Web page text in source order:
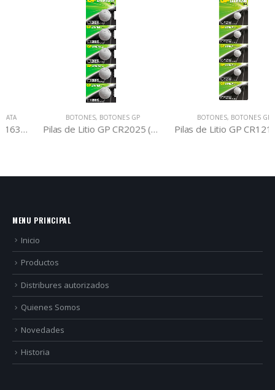
,BOTONES GP
Pilas de Litio GP CR2025 (5u)
,BOTONES GP
Pilas de Litio GP CR1216 (5u)
MENU PRINCIPAL
Inicio
Productos
Distribures autorizados
Quienes Somos
Novedades
Historia